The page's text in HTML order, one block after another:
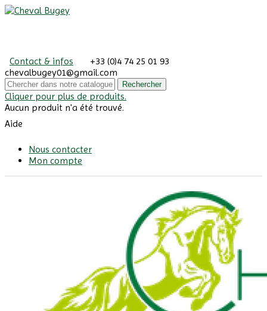
Contact & infos
+33 (0)4 74 25 01 93
chevalbugey01@gmail.com
Rechercher
Cliquer pour plus de produits.
Aucun produit n'a été trouvé.
Aide
Nous contacter
Mon compte